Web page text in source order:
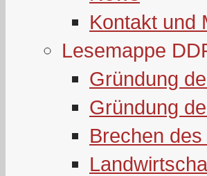
Kontakt und
Lesemappe
Gründung
Gründung
Brechen